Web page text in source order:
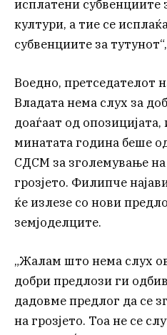
исплатени субвенциите
култури, а тие се
субвенциите за
Воедно, претседателот
Владата нема слух за
доаѓаат од
минатата година беше
СДСМ за зголемување
грозјето. Филипче
ќе излезе со нови
земјоделците.
„Жалам што нема слух
добри предлози ги
дадовме предлог да се
на грозјето. Тоа не се